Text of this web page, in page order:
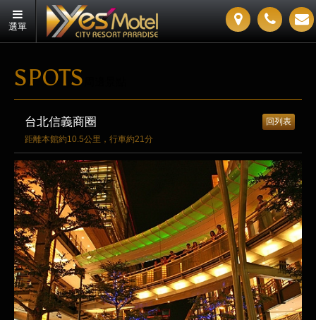
選單
SPOTS
台北信義商圈
距離本館約10.5公里，行車約21分
回列表